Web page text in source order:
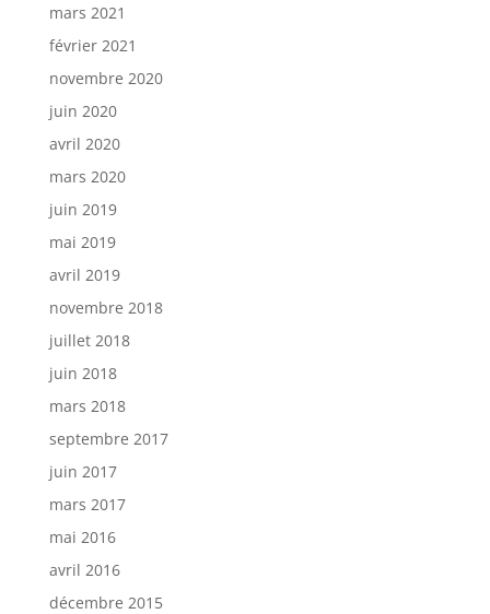
mars 2021
février 2021
novembre 2020
juin 2020
avril 2020
mars 2020
juin 2019
mai 2019
avril 2019
novembre 2018
juillet 2018
juin 2018
mars 2018
septembre 2017
juin 2017
mars 2017
mai 2016
avril 2016
décembre 2015